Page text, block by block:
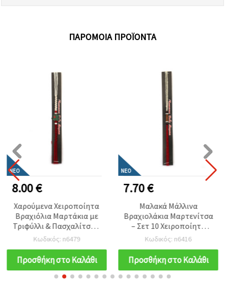
ΠΑΡΌΜΟΙΑ ΠΡΟΪΌΝΤΑ
ΝΈΟ
8.00 €
Χαρούμενα Χειροποίητα
Βραχιόλια Μαρτάκια με
Τριφύλλι & Πασχαλίτσα –
Σετ 10 Τεμ., Τυχερά
Σύμβολα για Υγεία &
Ευτυχία για Κατασκευές
και DIY Χειροτεχνίες EM
ART
Κωδικός: n6479
Προσθήκη στο Καλάθι
ΝΈΟ
7.70 €
Μαλακά Μάλλινα
Βραχιολάκια Μαρτενίτσα
– Σετ 10 Χειροποίητα
Σύμβολα Ζεστασιάς,
Υγείας & Βουλγαρικής
Παράδοσης για DIY
Χειροτεχνίες
Κωδικός: n6416
Προσθήκη στο Καλάθι